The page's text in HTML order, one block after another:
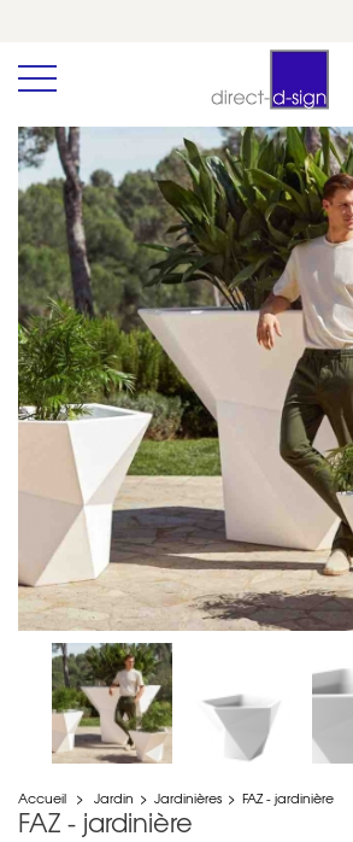
Accueil > Jardin > Jardinières > FAZ - jardinière
FAZ - jardinière